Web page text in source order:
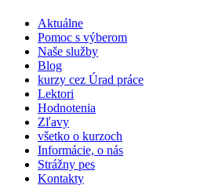
Aktuálne
Pomoc s výberom
Naše služby
Blog
kurzy cez Úrad práce
Lektori
Hodnotenia
Zľavy
všetko o kurzoch
Informácie, o nás
Strážny pes
Kontakty